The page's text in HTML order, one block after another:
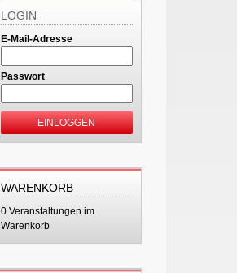
LOGIN
E-Mail-Adresse
Passwort
EINLOGGEN
WARENKORB
0 Veranstaltungen im
Warenkorb